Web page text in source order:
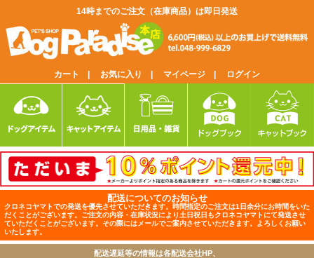
14時までのご注文（在庫商品）は即日発送
カート | お気に入り | マイページ | ログイン
配送についてのお知らせ
クロネコヤマトでの発送を優先させていただきます。時間指定のご注文は1日余分にお時間をいた
だくことがございます。ご注文の内容・在庫状況により土日祝日もクロネコヤマトにて発送させ
ていただくことがございます。その際にはメールでご案内させていただきます。よろしくお願い
いたします。
配送遅延等の情報は各配送会社HP、